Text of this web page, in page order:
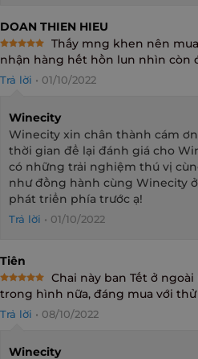
DOAN THIEN HIEU
Rated5
out of 5
Thấy mng khen nên
nhận hàng hết hồn lun nhìn còn
Trả lời • 01/10/2022
Winecity
Winecity xin chân thành cám
thời gian để lại đánh giá cho
có những trải nghiệm thú vị
như đồng hành cùng Winecity
phát triển phía trước ạ!
Trả lời • 01/10/2022
Tiên
Rated 5
out of 5
Chai này ban Tết ở
trong hình nữa, đáng mua với
Trả lời • 08/10/2022
Winecity